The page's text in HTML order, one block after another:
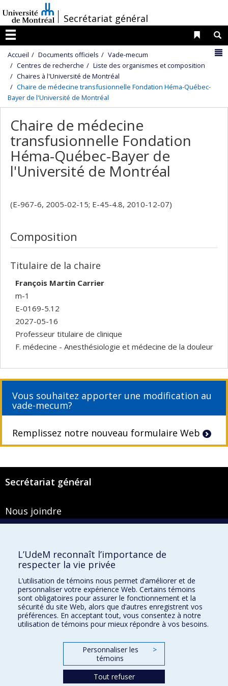
au
contenu
/
Secrétariat général
Menu
Liens
Accueil Documents officiels
Vade-mecum
Centres de recherche
Liste des organismes et composition
Chaires à l'Université de Montréal
Chaire de médecine transfusionnelle Fondation Héma-Québec-
Bayer de l'Université de Montréal
Chaire de médecine
transfusionnelle Fondation
Héma-Québec-Bayer de
l'Université de Montréal
(E-967-6, 2005-02-15; E-45-4.8, 2010-12-07)
Composition
Titulaire de la chaire
François Martin Carrier
m-1
E-0169-5.12
2027-05-16
Professeur titulaire de clinique
F. médecine - Anesthésiologie et médecine de la douleur
Vous souhaitez apporter une modification au
vade-mecum?
Remplissez notre nouveau formulaire Web
Secrétariat général
Nous joindre
Montréal (Québec) H3T 1J4
Courriel : secretariat-general@umontreal.ca
Admission
Plan du site
Accessibilité
Accès au portail sécurisé du Secrétariat général
Recherche dans le vade-mecum
L’UdeM reconnaît l’importance de
respecter la vie privée
L’utilisation de témoins nous permet d’améliorer et de
personnaliser votre expérience Web. Certains témoins
sont obligatoires pour assurer le fonctionnement et la
sécurité du site Web, alors que d’autres enregistrent vos
préférences. En acceptant tout, vous consentez à notre
utilisation de témoins pour mieux répondre à vos besoins.
Personnaliser les
témoins
>
Tout refuser